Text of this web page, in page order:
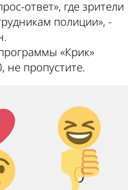
ответ», где зрители
полиции», -
«Крик»
не пропустите.
Дикий
смех!
0
:
Палец
вниз!